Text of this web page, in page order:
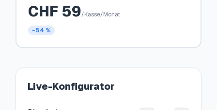
CHF 59/Kasse/Monat
−54 %
Live-Konfigurator